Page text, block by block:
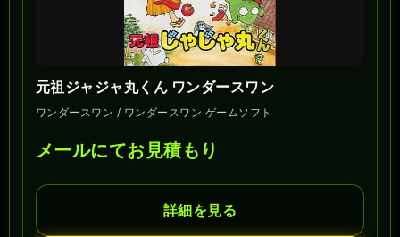
元祖ジャジャ丸くん ワンダースワン
ワンダースワン / ワンダースワン ゲームソフト
メールにてお見積もり
詳細を見る